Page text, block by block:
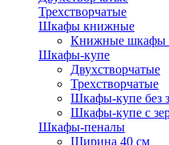
Трехстворчатые
Шкафы книжные
Книжные шкафы
Шкафы-купе
Двухстворчатые
Трехстворчатые
Шкафы-купе без
Шкафы-купе с
Шкафы-пеналы
Ширина 40 см